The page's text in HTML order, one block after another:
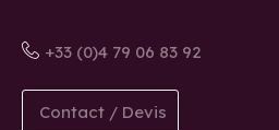
+33 (0)4 79 06 83 92
Contact / Devis